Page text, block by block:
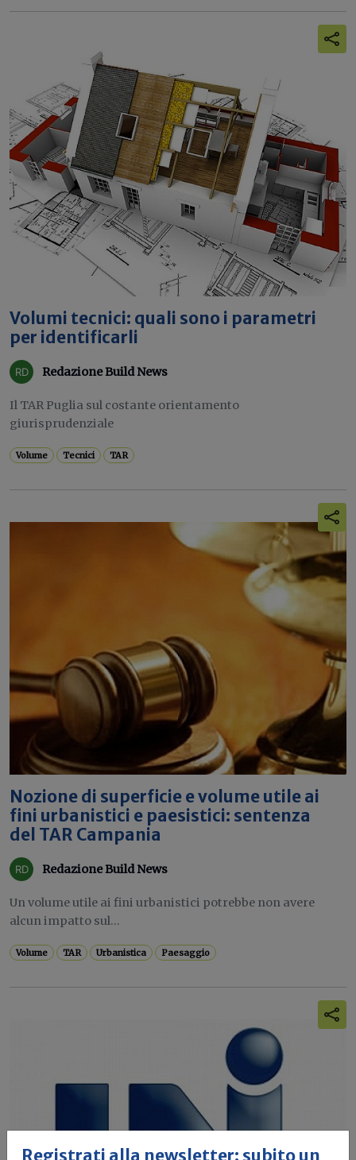
Volumi tecnici: quali sono i parametri
per identificarli
Redazione Build News
Il TAR Puglia sul costante orientamento
giurisprudenziale
Volume Tecnici TAR
Nozione di superficie e volume utile ai
fini urbanistici e paesistici: sentenza
del TAR Campania
Redazione Build News
Un volume utile ai fini urbanistici potrebbe non avere
alcun impatto sul...
Volume TAR Urbanistica Paesaggio